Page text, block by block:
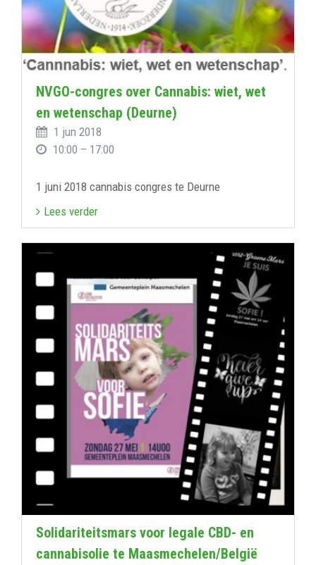
NVGO-congres over Cannabis: wiet, wet
en wetenschap (Deurne)
1 jun 2018
10:00 – 17:00
1 juni 2018 cannabis congres te Deurne
Lees verder
Solidariteitsmars voor legale CBD- en
cannabisolie te Maasmechelen/België